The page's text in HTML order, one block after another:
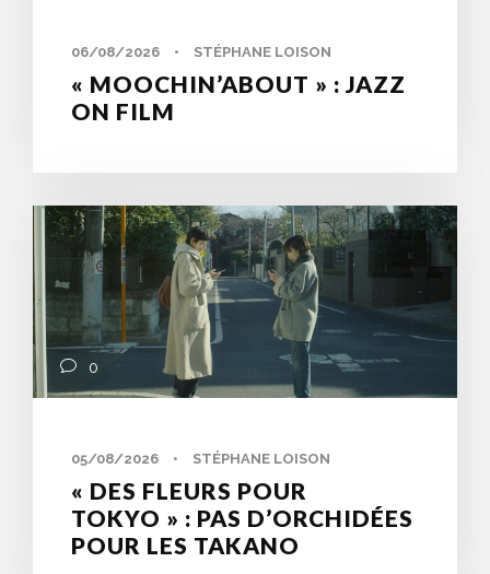
06/08/2026 • STÉPHANE LOISON
« MOOCHIN’ABOUT » : JAZZ
ON FILM
0
05/08/2026 • STÉPHANE LOISON
« DES FLEURS POUR
TOKYO » : PAS D’ORCHIDÉES
POUR LES TAKANO